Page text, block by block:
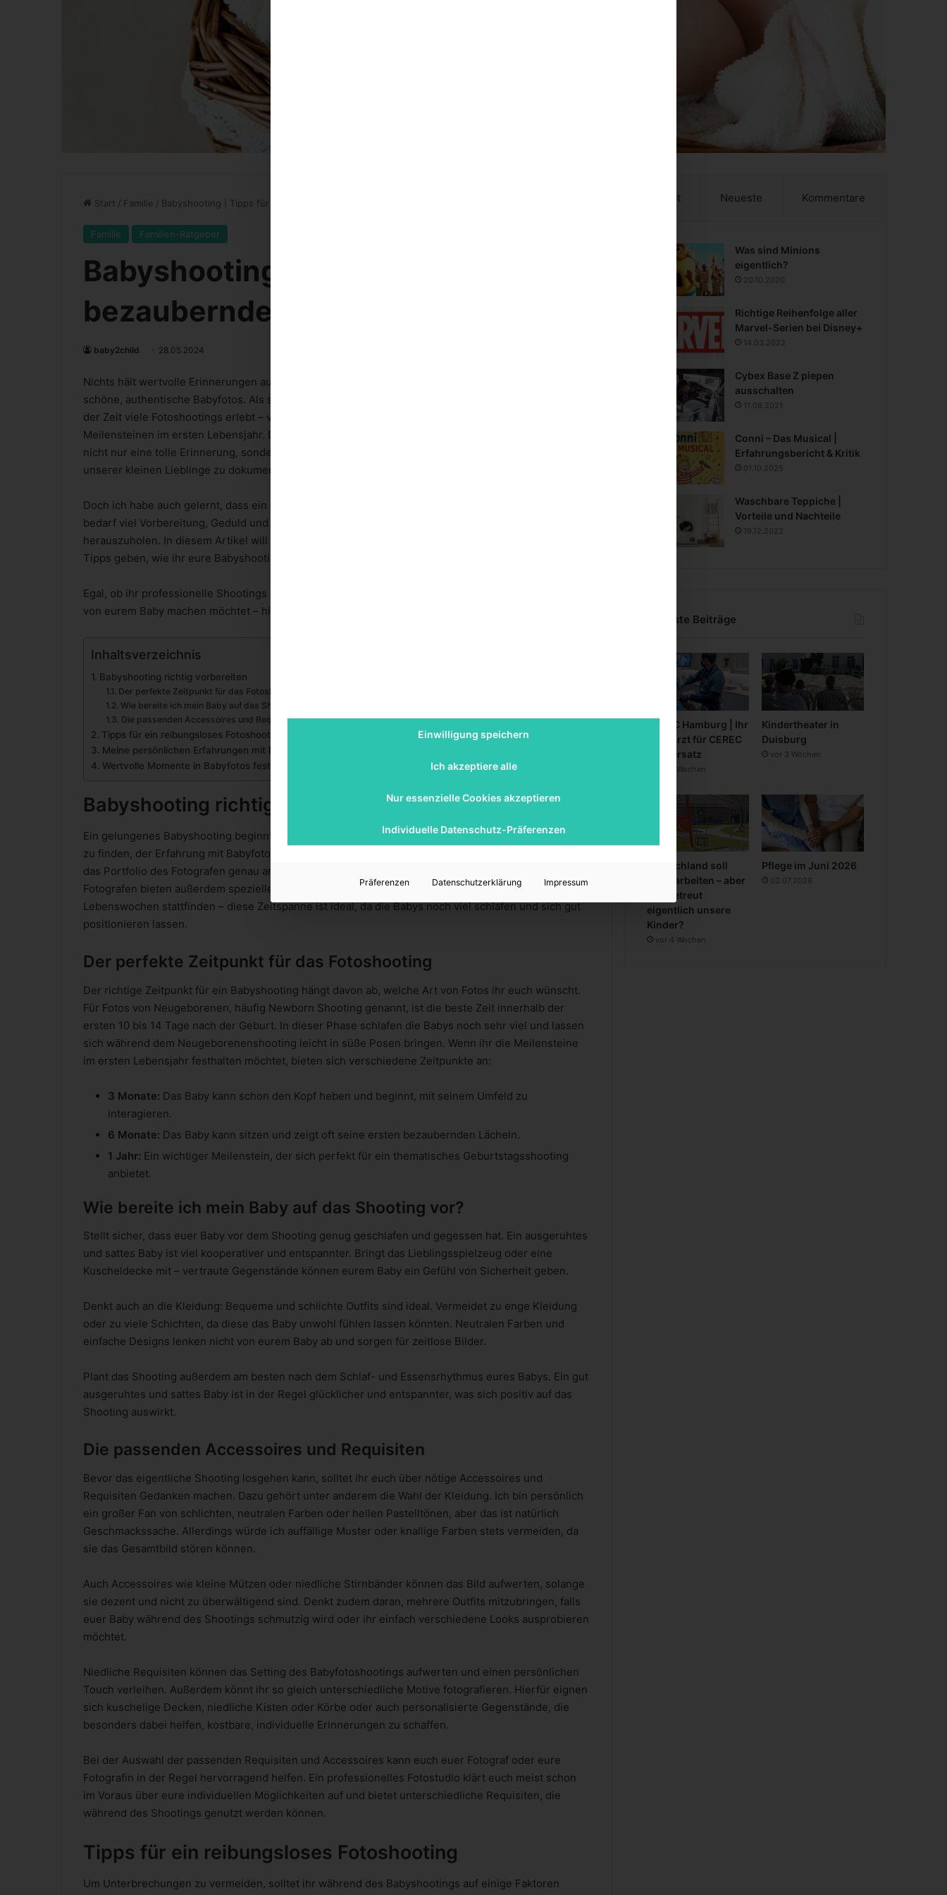
Start / Familie / Babyshooting | Tipps für bezaubernde Babyfotos
Familie Familien-Ratgeber
Babyshooting | Tipps für
bezaubernde Babyfotos
baby2child 28.05.2024
Nichts hält wertvolle Erinnerungen aus dem Leben unserer Kinder so gut für die Ewigkeit fest wie
schöne, authentische Babyfotos. Als stolzer Papa von zwei wunderbaren Kindern habe ich im Laufe
der Zeit viele Fotoshootings erlebt – von den ersten Tagen nach der Geburt bis zu den großen
Meilensteinen im ersten Lebensjahr. Diese Momente in wunderschönen Bildern festzuhalten, ist
nicht nur eine tolle Erinnerung, sondern auch eine wunderbare Möglichkeit, die rasante Entwicklung
unserer kleinen Lieblinge zu dokumentieren.
Doch ich habe auch gelernt, dass ein Babyshooting eine besondere Herausforderung sein kann. Es
bedarf viel Vorbereitung, Geduld und ein paar Tricks, um das Beste aus dem Shooting
herauszuholen. In diesem Artikel will ich meine eigenen Erfahrungen mit euch teilen und hilfreiche
Tipps geben, wie ihr eure Babyshootings entspannt und erfolgreich gestalten könnt.
Egal, ob ihr professionelle Shootings plant oder einfach nur mit eurem Smartphone schöne Bilder
von eurem Baby machen möchtet – hier findet ihr viele nützliche Ratschläge und Inspirationen.
Inhaltsverzeichnis
Babyshooting richtig vorbereiten
Der perfekte Zeitpunkt für das Fotoshooting
Wie bereite ich mein Baby auf das Shooting vor?
Die passenden Accessoires und Requisiten
Tipps für ein reibungsloses Fotoshooting
Meine persönlichen Erfahrungen mit Babyfotografie
Wertvolle Momente in Babyfotos festhalten
Babyshooting richtig vorbereiten
Ein gelungenes Babyshooting beginnt mit der Wahl des richtigen Fotografen. Es ist wichtig, jemanden
zu finden, der Erfahrung mit Babyfotografie hat und sich in diesem Bereich wohlfühlt. Schaut euch
das Portfolio des Fotografen genau an und achtet darauf, ob euch der Stil der Fotos gefällt. Viele
Fotografen bieten außerdem spezielle Neugeborenen-Shootings an, die meist in den ersten zwei
Lebenswochen stattfinden – diese Zeitspanne ist ideal, da die Babys noch viel schlafen und sich gut
positionieren lassen.
Der perfekte Zeitpunkt für das Fotoshooting
Der richtige Zeitpunkt für ein Babyshooting hängt davon ab, welche Art von Fotos ihr euch wünscht.
Für Fotos von Neugeborenen, häufig Newborn Shooting genannt, ist die beste Zeit innerhalb der
ersten 10 bis 14 Tage nach der Geburt. In dieser Phase schlafen die Babys noch sehr viel und lassen
sich während dem Neugeborenenshooting leicht in süße Posen bringen. Wenn ihr die Meilensteine
im ersten Lebensjahr festhalten möchtet, bieten sich verschiedene Zeitpunkte an:
3 Monate: Das Baby kann schon den Kopf heben und beginnt, mit seinem Umfeld zu
interagieren.
6 Monate: Das Baby kann sitzen und zeigt oft seine ersten bezaubernden Lächeln.
1 Jahr: Ein wichtiger Meilenstein, der sich perfekt für ein thematisches Geburtstagsshooting
anbietet.
Wie bereite ich mein Baby auf das Shooting vor?
Stellt sicher, dass euer Baby vor dem Shooting genug geschlafen und gegessen hat. Ein ausgeruhtes
und sattes Baby ist viel kooperativer und entspannter. Bringt das Lieblingsspielzeug oder eine
Kuscheldecke mit – vertraute Gegenstände können eurem Baby ein Gefühl von Sicherheit geben.
Denkt auch an die Kleidung: Bequeme und schlichte Outfits sind ideal. Vermeidet zu enge Kleidung
oder zu viele Schichten, da diese das Baby unwohl fühlen lassen könnten. Neutralen Farben und
einfache Designs lenken nicht von eurem Baby ab und sorgen für zeitlose Bilder.
Plant das Shooting außerdem am besten nach dem Schlaf- und Essensrhythmus eures Babys. Ein gut
ausgeruhtes und sattes Baby ist in der Regel glücklicher und entspannter, was sich positiv auf das
Shooting auswirkt.
Die passenden Accessoires und Requisiten
Bevor das eigentliche Shooting losgehen kann, solltet ihr euch über nötige Accessoires und
Requisiten Gedanken machen. Dazu gehört unter anderem die Wahl der Kleidung. Ich bin persönlich
ein großer Fan von schlichten, neutralen Farben oder hellen Pastelltönen, aber das ist natürlich
Geschmackssache. Allerdings würde ich auffällige Muster oder knallige Farben stets vermeiden, da
sie das Gesamtbild stören können.
Auch Accessoires wie kleine Mützen oder niedliche Stirnbänder können das Bild aufwerten, solange
sie dezent und nicht zu überwältigend sind. Denkt zudem daran, mehrere Outfits mitzubringen, falls
euer Baby während des Shootings schmutzig wird oder ihr einfach verschiedene Looks ausprobieren
möchtet.
Niedliche Requisiten können das Setting des Babyfotoshootings aufwerten und einen persönlichen
Touch verleihen. Außerdem könnt ihr so gleich unterschiedliche Motive fotografieren. Hierfür eignen
sich kuschelige Decken, niedliche Kisten oder Körbe oder auch personalisierte Gegenstände, die
besonders dabei helfen, kostbare, individuelle Erinnerungen zu schaffen.
Bei der Auswahl der passenden Requisiten und Accessoires kann euch euer Fotograf oder eure
Fotografin in der Regel hervorragend helfen. Ein professionelles Fotostudio klärt euch meist schon
im Voraus über eure individuellen Möglichkeiten auf und bietet unterschiedliche Requisiten, die
während des Shootings genutzt werden können.
Tipps für ein reibungsloses Fotoshooting
Um Unterbrechungen zu vermeiden, solltet ihr während des Babyshootings auf einige Faktoren
Beliebt Neueste Kommentare
Was sind Minions
eigentlich?
20.10.2020
Richtige Reihenfolge aller
Marvel-Serien bei Disney+
14.03.2022
Cybex Base Z piepen
ausschalten
11.08.2021
Conni – Das Musical |
Erfahrungsbericht & Kritik
01.10.2025
Waschbare Teppiche |
Vorteile und Nachteile
19.12.2022
Neueste Beiträge
CEREC Hamburg | Ihr
Zahnarzt für CEREC
Zahnersatz
vor 3 Wochen
Kindertheater in
Duisburg
vor 3 Wochen
Deutschland soll
mehr arbeiten – aber
wer betreut
eigentlich unsere
Kinder?
vor 4 Wochen
Pflege im Juni 2026
02.07.2026
Einwilligung speichern
Ich akzeptiere alle
Nur essenzielle Cookies akzeptieren
Individuelle Datenschutz-Präferenzen
Präferenzen Datenschutzerklärung Impressum